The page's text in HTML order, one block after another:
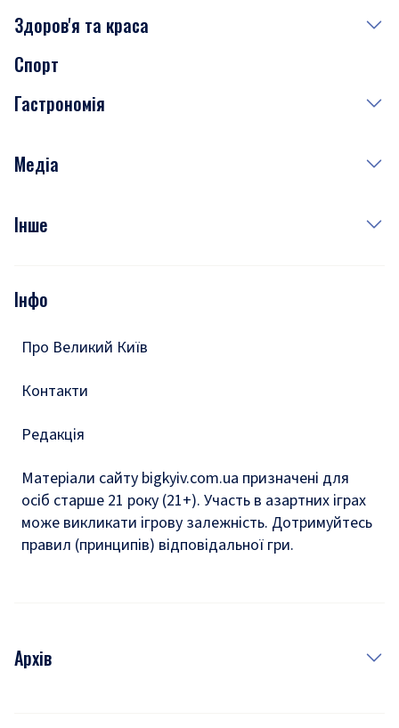
Сьогодні
Завтра
Субота
Здоров'я та краса
Медицина
Краса
Спорт
Гастрономія
Рецепти
Медіа
Фото
Подкасти
Інше
Тести
Інфо
Про Великий Київ
Контакти
Редакція
Матеріали сайту bigkyiv.com.ua призначені для
осіб старше 21 року (21+). Участь в азартних іграх
може викликати ігрову залежність. Дотримуйтесь
правил (принципів) відповідальної гри.
Архів